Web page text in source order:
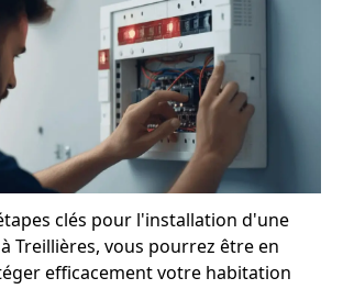
clés pour l'installation d'une
Treillières, vous pourrez être en
efficacement votre habitation